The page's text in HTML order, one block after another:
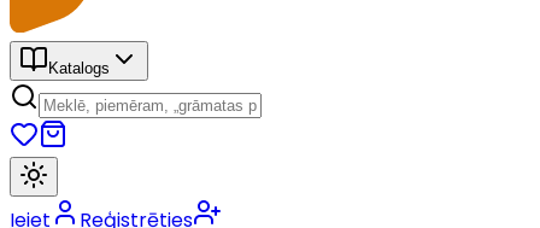
Katalogs
Ieiet Reģistrēties